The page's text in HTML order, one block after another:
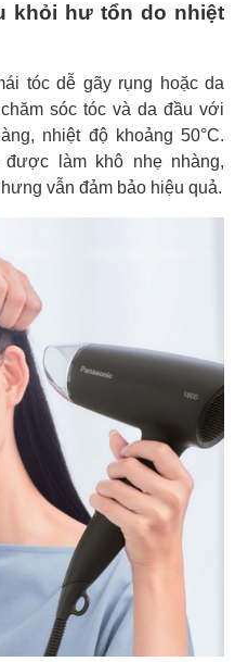
khỏi hư tổn do nhiệt
tóc dễ gãy rụng hoặc da
sóc tóc và da đầu với
nhiệt độ khoảng 50°C.
làm khô nhẹ nhàng,
vẫn đảm bảo hiệu quả.